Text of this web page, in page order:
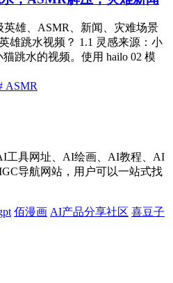
英雄、ASMR、新闻、灾难场景
雄跳水视频？ 1.1 灵感来源：小
跳水的视频。使用 hailo 02 模
ASMR
工具网址、AI绘画、AI教程、AI
导航网站，用户可以一站式找
佰漫画 AI产品分享社区 喜豆子